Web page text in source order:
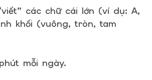
các chữ cái lớn (ví dụ: A,
khối (vuông, tròn, tam
mỗi ngày.